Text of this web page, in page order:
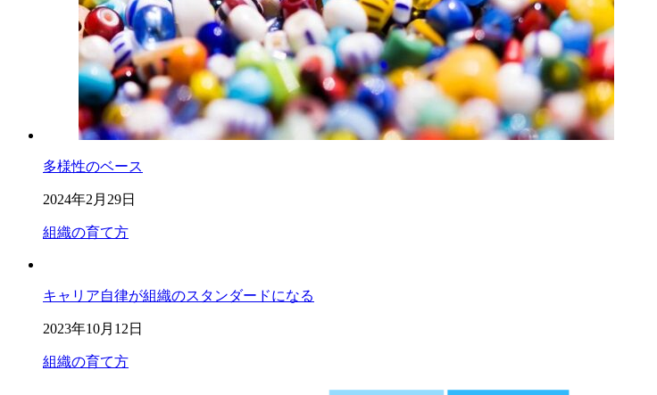
多様性のベース
2024年2月29日
組織の育て方
キャリア自律が組織のスタンダードになる
2023年10月12日
組織の育て方